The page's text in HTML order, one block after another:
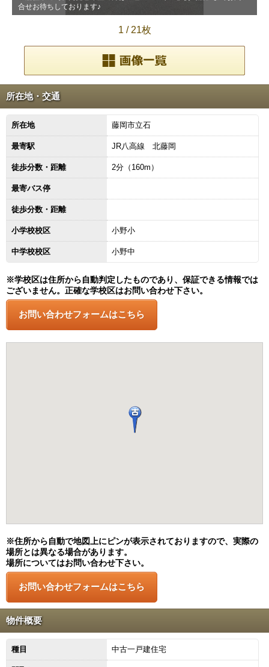
合せお待ちしております♪
1 / 21枚
所在地・交通
所在地 藤岡市立石
最寄駅 JR八高線 北藤岡
徒歩分数・距離 2分（160m）
最寄バス停
徒歩分数・距離
小学校校区 小野小
中学校校区 小野中
※学校区は住所から自動判定したものであり、保証できる情報では
ございません。正確な学校区はお問い合わせ下さい。
※住所から自動で地図上にピンが表示されておりますので、実際の
場所とは異なる場合があります。
場所についてはお問い合わせ下さい。
物件概要
種目 中古一戸建住宅